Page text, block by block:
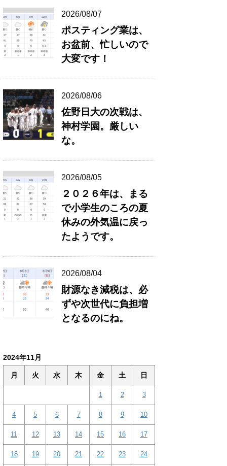
2026/08/07
ポスティング業は、
お盆前、忙しいので
大変です！
2026/08/06
佐野日大の次戦は、
神村学園。厳しい
な。
2026/08/05
２０２６年は、まる
で小学生のころの夏
休みの外気温に戻っ
たようです。
2026/08/04
財源なき減税は、必
ずや次世代に負担増
となるのにね。
2024年11月
月 火 水 木 金 土 日
1 2 3
4 5 6 7 8 9 10
11 12 13 14 15 16 17
18 19 20 21 22 23 24